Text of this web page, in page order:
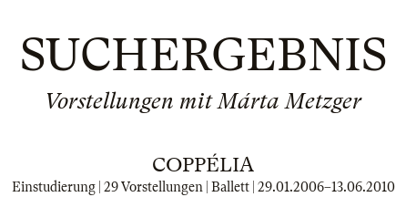
SUCHERGEBNIS
Vorstellungen mit Márta Metzger
COPPÉLIA
Einstudierung | 29 Vorstellungen | Ballett | 29.01.2006–13.06.2010